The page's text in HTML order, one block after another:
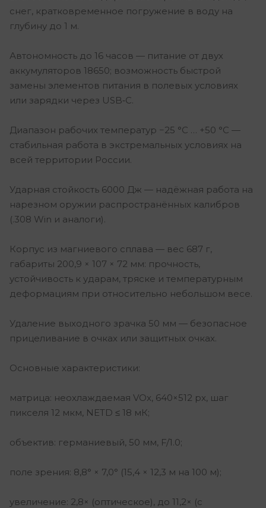
снег, кратковременное погружение в воду на
глубину до 1 м.
Автономность до 16 часов — питание от двух
аккумуляторов 18650; возможность быстрой
замены элементов питания в полевых условиях
или зарядки через USB‑C.
Диапазон рабочих температур −25 °C … +50 °C —
стабильная работа в экстремальных условиях на
всей территории России.
Ударная стойкость 6000 Дж — надёжная работа на
нарезном оружии распространённых калибров
(.308 Win и аналоги).
Корпус из магниевого сплава — вес 687 г,
габариты 200,9 × 107 × 72 мм: прочность,
устойчивость к ударам, тряске и температурным
деформациям при относительно небольшом весе.
Удаление выходного зрачка 50 мм — безопасное
прицеливание в очках или защитных очках.
Основные характеристики:
матрица: неохлаждаемая VOx, 640×512 px, шаг
пикселя 12 мкм, NETD ≤ 18 мК;
объектив: германиевый, 50 мм, F/1.0;
поле зрения: 8,8° × 7,0° (15,4 × 12,3 м на 100 м);
увеличение: 2,8× (оптическое), до 11,2× (с